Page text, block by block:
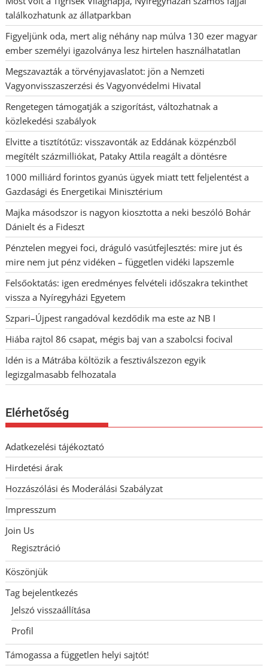
találkozhatunk az állatparkban
Figyeljünk oda, mert alig néhány nap múlva 130 ezer magyar
ember személyi igazolványa lesz hirtelen használhatatlan
Megszavazták a törvényjavaslatot: jön a Nemzeti
Vagyonvisszaszerzési és Vagyonvédelmi Hivatal
Rengetegen támogatják a szigorítást, változhatnak a
közlekedési szabályok
Elvitte a tisztítótűz: visszavonták az Eddának közpénzből
megítélt százmilliókat, Pataky Attila reagált a döntésre
1000 milliárd forintos gyanús ügyek miatt tett feljelentést a
Gazdasági és Energetikai Minisztérium
Majka másodszor is nagyon kiosztotta a neki beszóló Bohár
Dánielt és a Fideszt
Pénztelen megyei foci, dráguló vasútfejlesztés: mire jut és
mire nem jut pénz vidéken – független vidéki lapszemle
Felsőoktatás: igen eredményes felvételi időszakra tekinthet
vissza a Nyíregyházi Egyetem
Szpari–Újpest rangadóval kezdődik ma este az NB I
Hiába rajtol 86 csapat, mégis baj van a szabolcsi focival
Idén is a Mátrába költözik a fesztiválszezon egyik
legizgalmasabb felhozatala
Elérhetőség
Adatkezelési tájékoztató
Hirdetési árak
Hozzászólási és Moderálási Szabályzat
Impresszum
Join Us
Regisztráció
Köszönjük
Tag bejelentkezés
Jelszó visszaállítása
Profil
Támogassa a független helyi sajtót!